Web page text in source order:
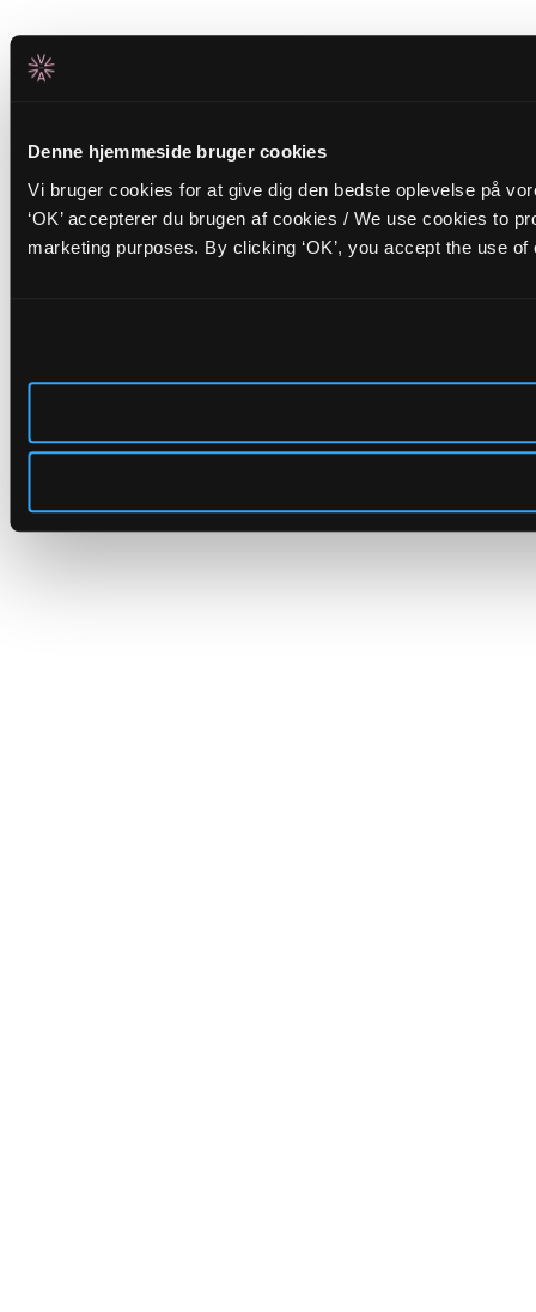
Denne hjemmeside bruger cookies
Vi bruger cookies for at give dig den bedste oplevelse på
‘OK’ accepterer du brugen af cookies / We use cookies to
marketing purposes. By clicking ‘OK’, you accept the use of